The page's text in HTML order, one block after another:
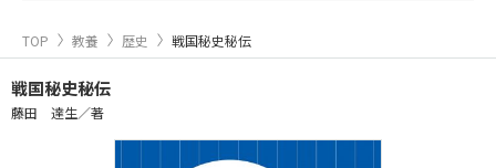
TOP 教養 歴史 戦国秘史秘伝
戦国秘史秘伝
藤田 達生／著